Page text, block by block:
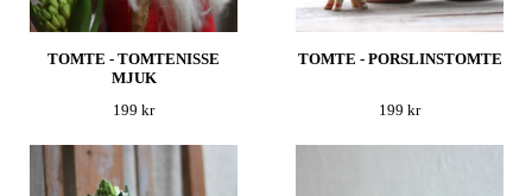
TOMTE - TOMTENISSE
MJUK
199 kr
TOMTE - PORSLINSTOMTE
199 kr